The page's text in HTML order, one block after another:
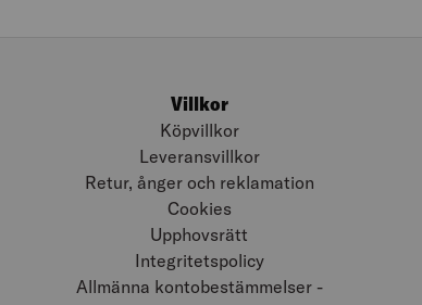
Villkor
Köpvillkor
Leveransvillkor
Retur, ånger och reklamation
Cookies
Upphovsrätt
Integritetspolicy
Allmänna kontobestämmelser -